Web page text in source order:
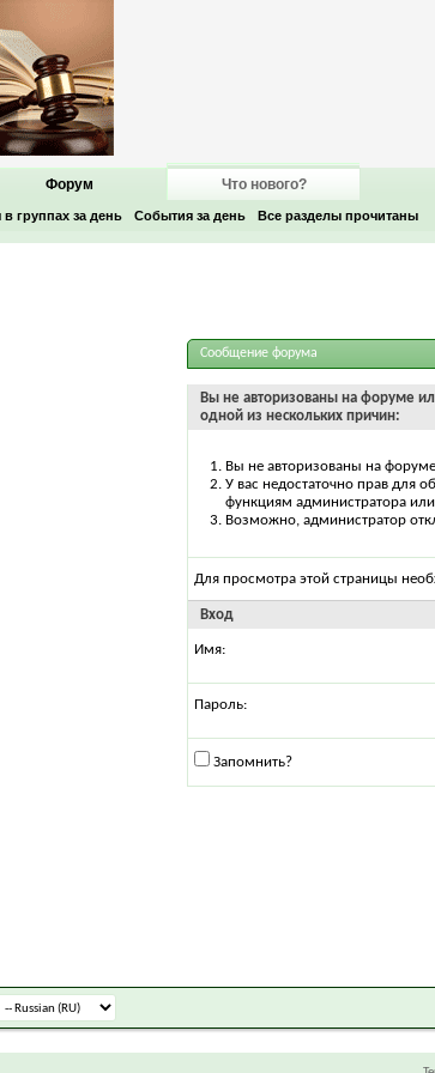
Форум Что нового?
группах за день События за день Все разделы прочитаны
Сообщение форума
Вы не авторизованы на форуме
одной из нескольких причин:
Вы не авторизованы на
У вас недостаточно прав для
функциям администратора
Возможно, администратор
Для просмотра этой страницы
Вход
Имя:
Пароль:
Запомнить?